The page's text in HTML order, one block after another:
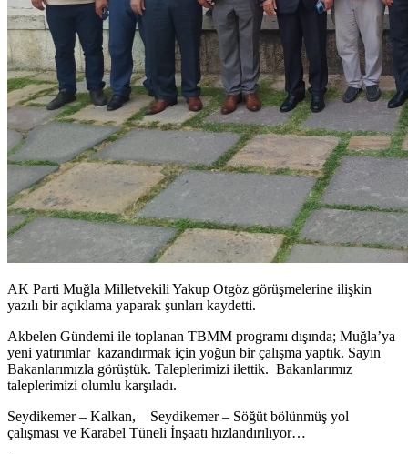
AK Parti Muğla Milletvekili Yakup Otgöz görüşmelerine ilişkin
yazılı bir açıklama yaparak şunları kaydetti.
Akbelen Gündemi ile toplanan TBMM programı dışında; Muğla’ya
yeni yatırımlar kazandırmak için yoğun bir çalışma yaptık. Sayın
Bakanlarımızla görüştük. Taleplerimizi ilettik. Bakanlarımız
taleplerimizi olumlu karşıladı.
Seydikemer – Kalkan, Seydikemer – Söğüt bölünmüş yol
çalışması ve Karabel Tüneli İnşaatı hızlandırılıyor…